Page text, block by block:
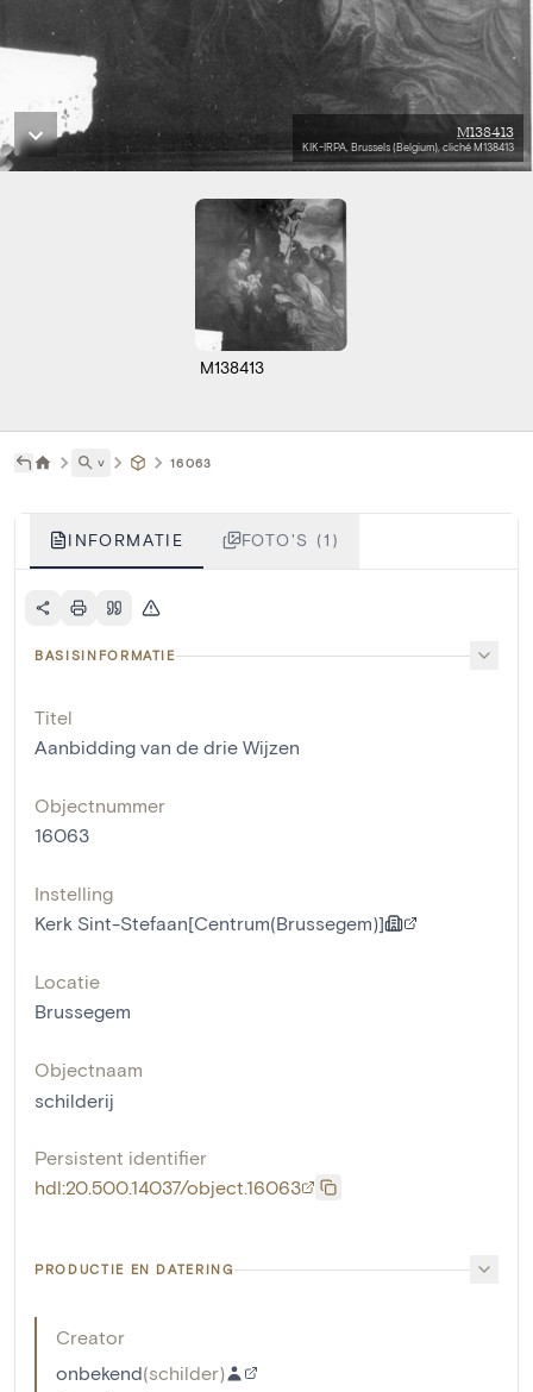
M138413
KIK-IRPA, Brussels (Belgium), cliché M138413
M138413
˅ 16063
INFORMATIE FOTO'S (1)
BASISINFORMATIE
Titel
Aanbidding van de drie Wijzen
Objectnummer
16063
Instelling
Kerk Sint-Stefaan[Centrum(Brussegem)]
Locatie
Brussegem
Objectnaam
schilderij
Persistent identifier
hdl:20.500.14037/object.16063
PRODUCTIE EN DATERING
Creator
onbekend(schilder)